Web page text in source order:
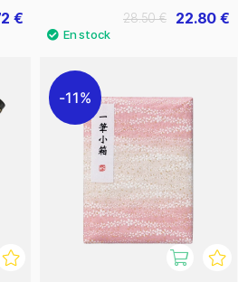
€ 22.80 €
28.50 €
11%